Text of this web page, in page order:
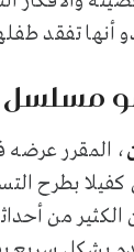
أنها تفقد
مسلسل
والذي وصلت مدته لما
من